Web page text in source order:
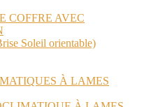
COFFRE AVEC
Soleil orientable)
À LAMES